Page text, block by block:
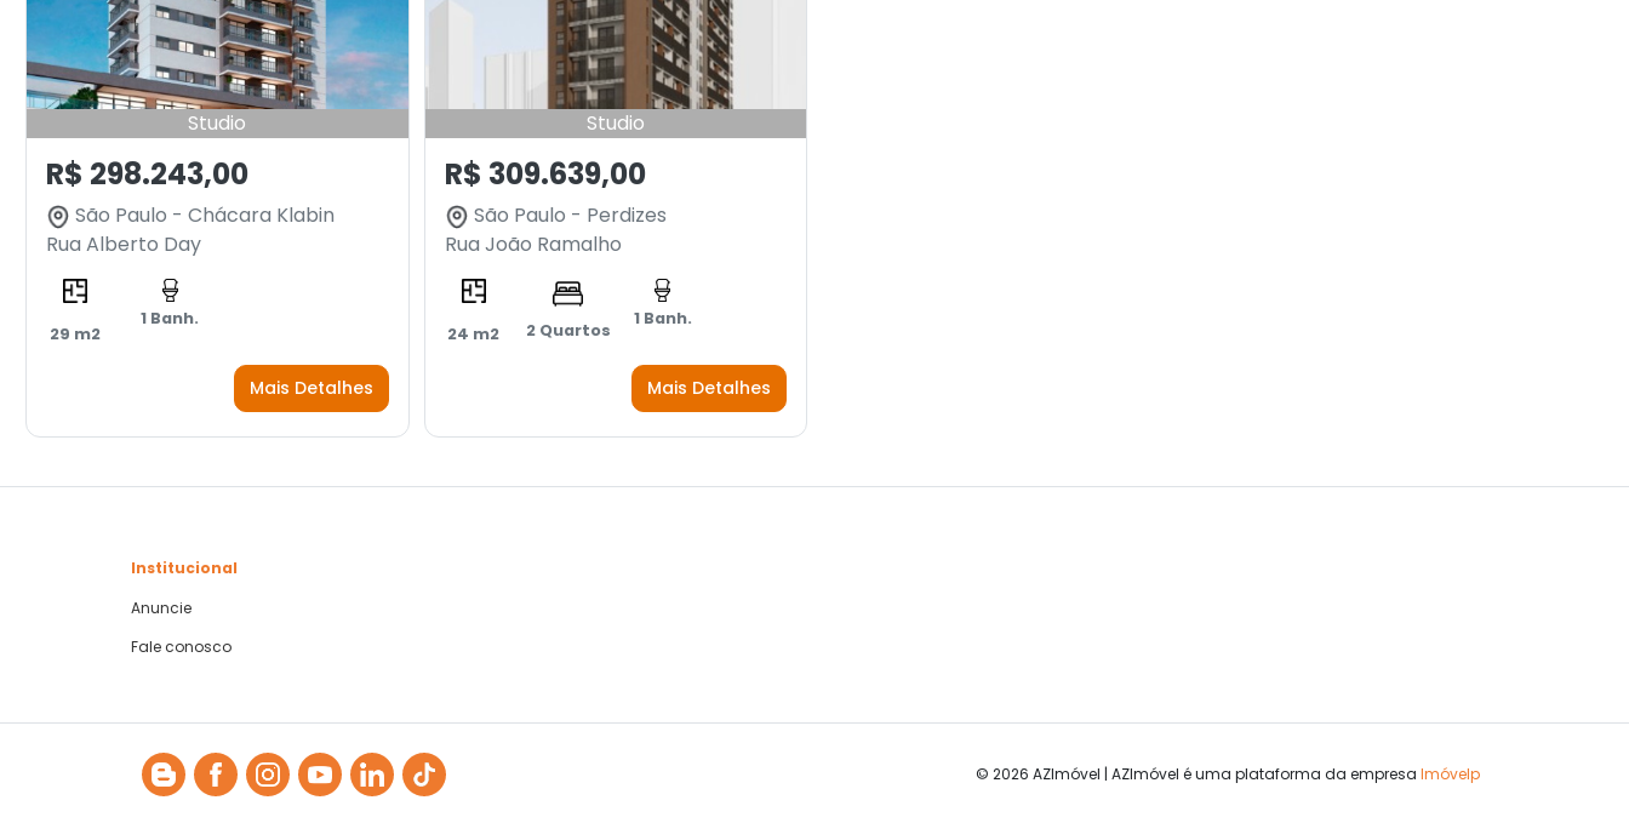
Studio
R$ 298.243,00
São Paulo - Chácara Klabin
Rua Alberto Day
29 m2
1 Banh.
Mais Detalhes
Studio
R$ 309.639,00
São Paulo - Perdizes
Rua João Ramalho
24 m2 2 Quartos
1 Banh.
Mais Detalhes
Institucional
Anuncie
Fale conosco
© 2026 AZImóvel | AZImóvel é uma plataforma da empresa Imóvelp